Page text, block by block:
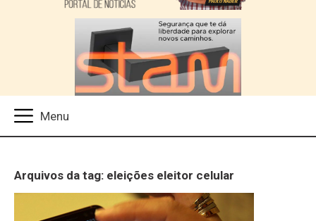
Arquivos da tag: eleições eleitor celular